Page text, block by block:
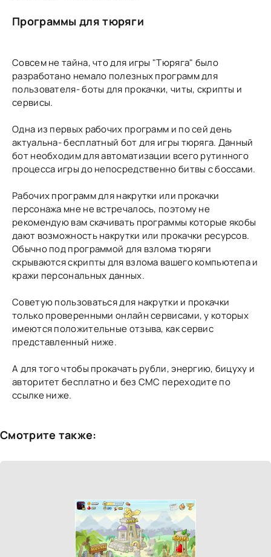
Программы для тюряги
Совсем не тайна, что для игры "Тюряга" было
разработано немало полезных программ для
пользователя- боты для прокачки, читы, скрипты и
сервисы.
Одна из первых рабочих программ и по сей день
актуальна- бесплатный бот для игры тюряга. Данный
бот необходим для автоматизации всего рутинного
процесса игры до непосредственно битвы с боссами.
Рабочих программ для накрутки или прокачки
персонажа мне не встречалось, поэтому не
рекомендую вам скачивать программы которые якобы
дают возможность накрутки или прокачки ресурсов.
Обычно под программой для взлома тюряги
скрываются скрипты для взлома вашего компьютепа и
кражи персональных данных.
Советую пользоваться для накрутки и прокачки
только проверенными онлайн сервисами, у которых
имеются положительные отзыва, как сервис
представленный ниже.
А для того чтобы прокачать рубли, энергию, бицуху и
авторитет бесплатно и без СМС переходите по
ссылке ниже.
Смотрите также: